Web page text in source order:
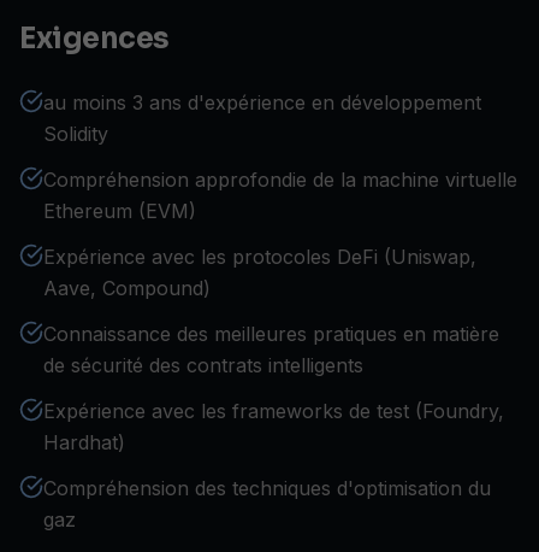
Exigences
au moins 3 ans d'expérience en développement
Solidity
Compréhension approfondie de la machine virtuelle
Ethereum (EVM)
Expérience avec les protocoles DeFi (Uniswap,
Aave, Compound)
Connaissance des meilleures pratiques en matière
de sécurité des contrats intelligents
Expérience avec les frameworks de test (Foundry,
Hardhat)
Compréhension des techniques d'optimisation du
gaz